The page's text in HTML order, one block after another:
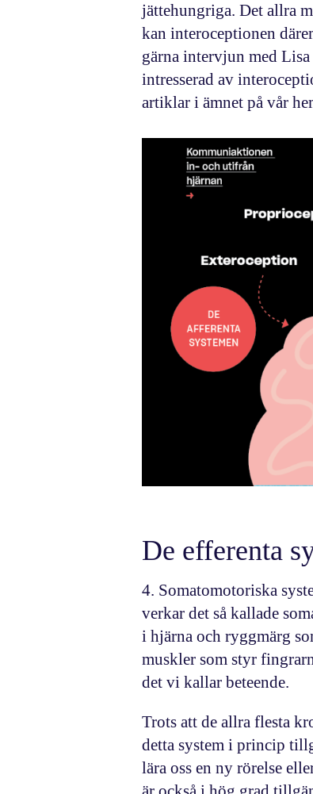
jättehungriga. Det allra
kan interoceptionen
gärna intervjun med
intresserad av
artiklar i ämnet på vår
De efferenta
4. Somatomotoriska
verkar det så kallade
i hjärna och ryggmärg
muskler som styr
det vi kallar beteende.
Trots att de allra flesta
detta system i princip
lära oss en ny rörelse